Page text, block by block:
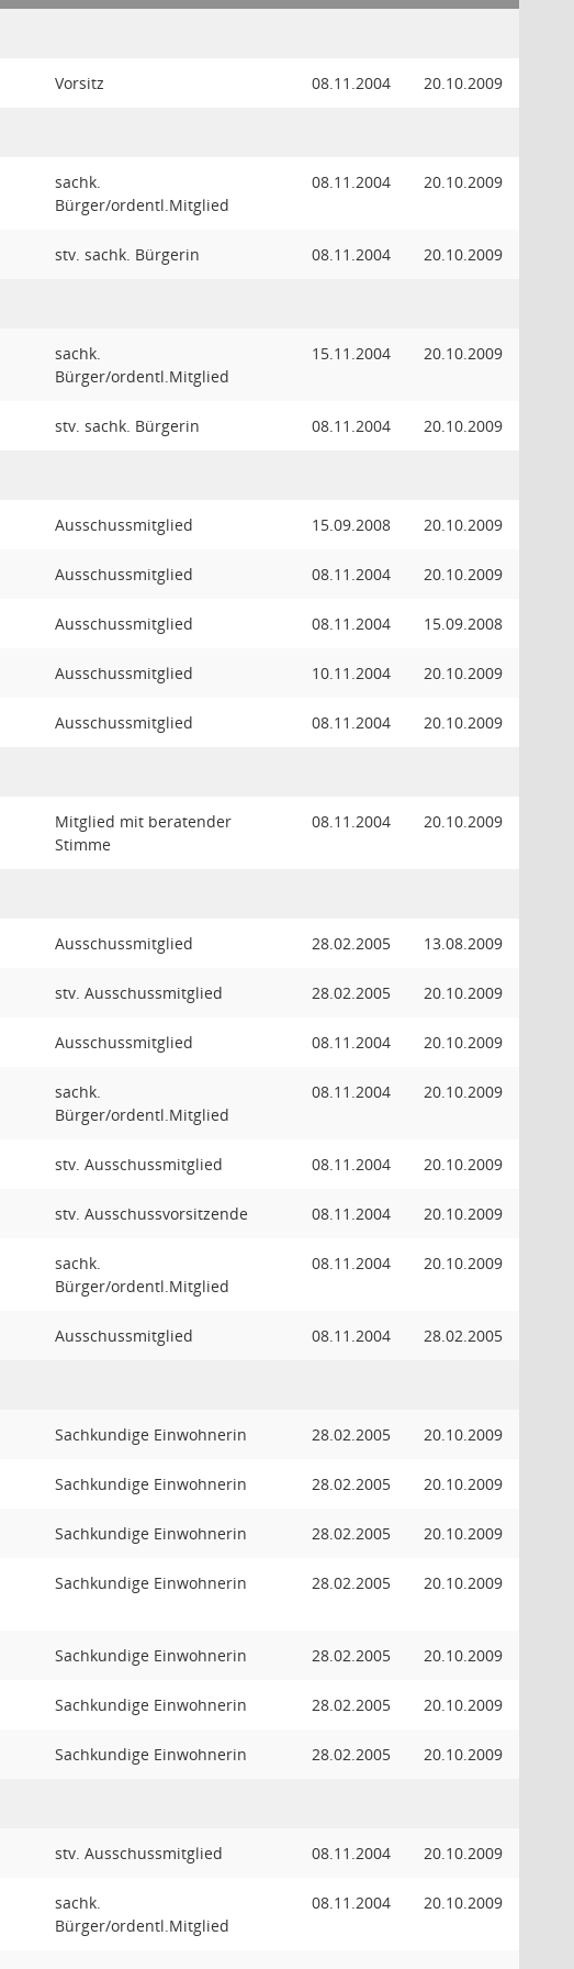
Vorsitz 08.11.2004 20.10.2009
sachk.
Bürger/ordentl.Mitglied
08.11.2004 20.10.2009
stv. sachk. Bürgerin 08.11.2004 20.10.2009
sachk.
Bürger/ordentl.Mitglied
15.11.2004 20.10.2009
stv. sachk. Bürgerin 08.11.2004 20.10.2009
Ausschussmitglied 15.09.2008 20.10.2009
Ausschussmitglied 08.11.2004 20.10.2009
Ausschussmitglied 08.11.2004 15.09.2008
Ausschussmitglied 10.11.2004 20.10.2009
Ausschussmitglied 08.11.2004 20.10.2009
Mitglied mit beratender
Stimme
08.11.2004 20.10.2009
Ausschussmitglied 28.02.2005 13.08.2009
stv. Ausschussmitglied 28.02.2005 20.10.2009
Ausschussmitglied 08.11.2004 20.10.2009
sachk.
Bürger/ordentl.Mitglied
08.11.2004 20.10.2009
stv. Ausschussmitglied 08.11.2004 20.10.2009
stv. Ausschussvorsitzende 08.11.2004 20.10.2009
sachk.
Bürger/ordentl.Mitglied
08.11.2004 20.10.2009
Ausschussmitglied 08.11.2004 28.02.2005
Sachkundige Einwohnerin 28.02.2005 20.10.2009
Sachkundige Einwohnerin 28.02.2005 20.10.2009
Sachkundige Einwohnerin 28.02.2005 20.10.2009
Sachkundige Einwohnerin 28.02.2005 20.10.2009
Sachkundige Einwohnerin 28.02.2005 20.10.2009
Sachkundige Einwohnerin 28.02.2005 20.10.2009
Sachkundige Einwohnerin 28.02.2005 20.10.2009
stv. Ausschussmitglied 08.11.2004 20.10.2009
sachk.
Bürger/ordentl.Mitglied
08.11.2004 20.10.2009